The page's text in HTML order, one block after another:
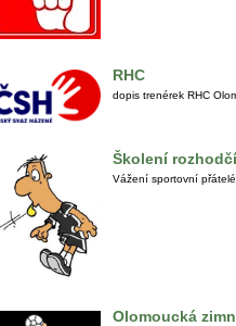
RHC
dopis trenérek RHC
Školení
Vážení sportovní
Olomoucká